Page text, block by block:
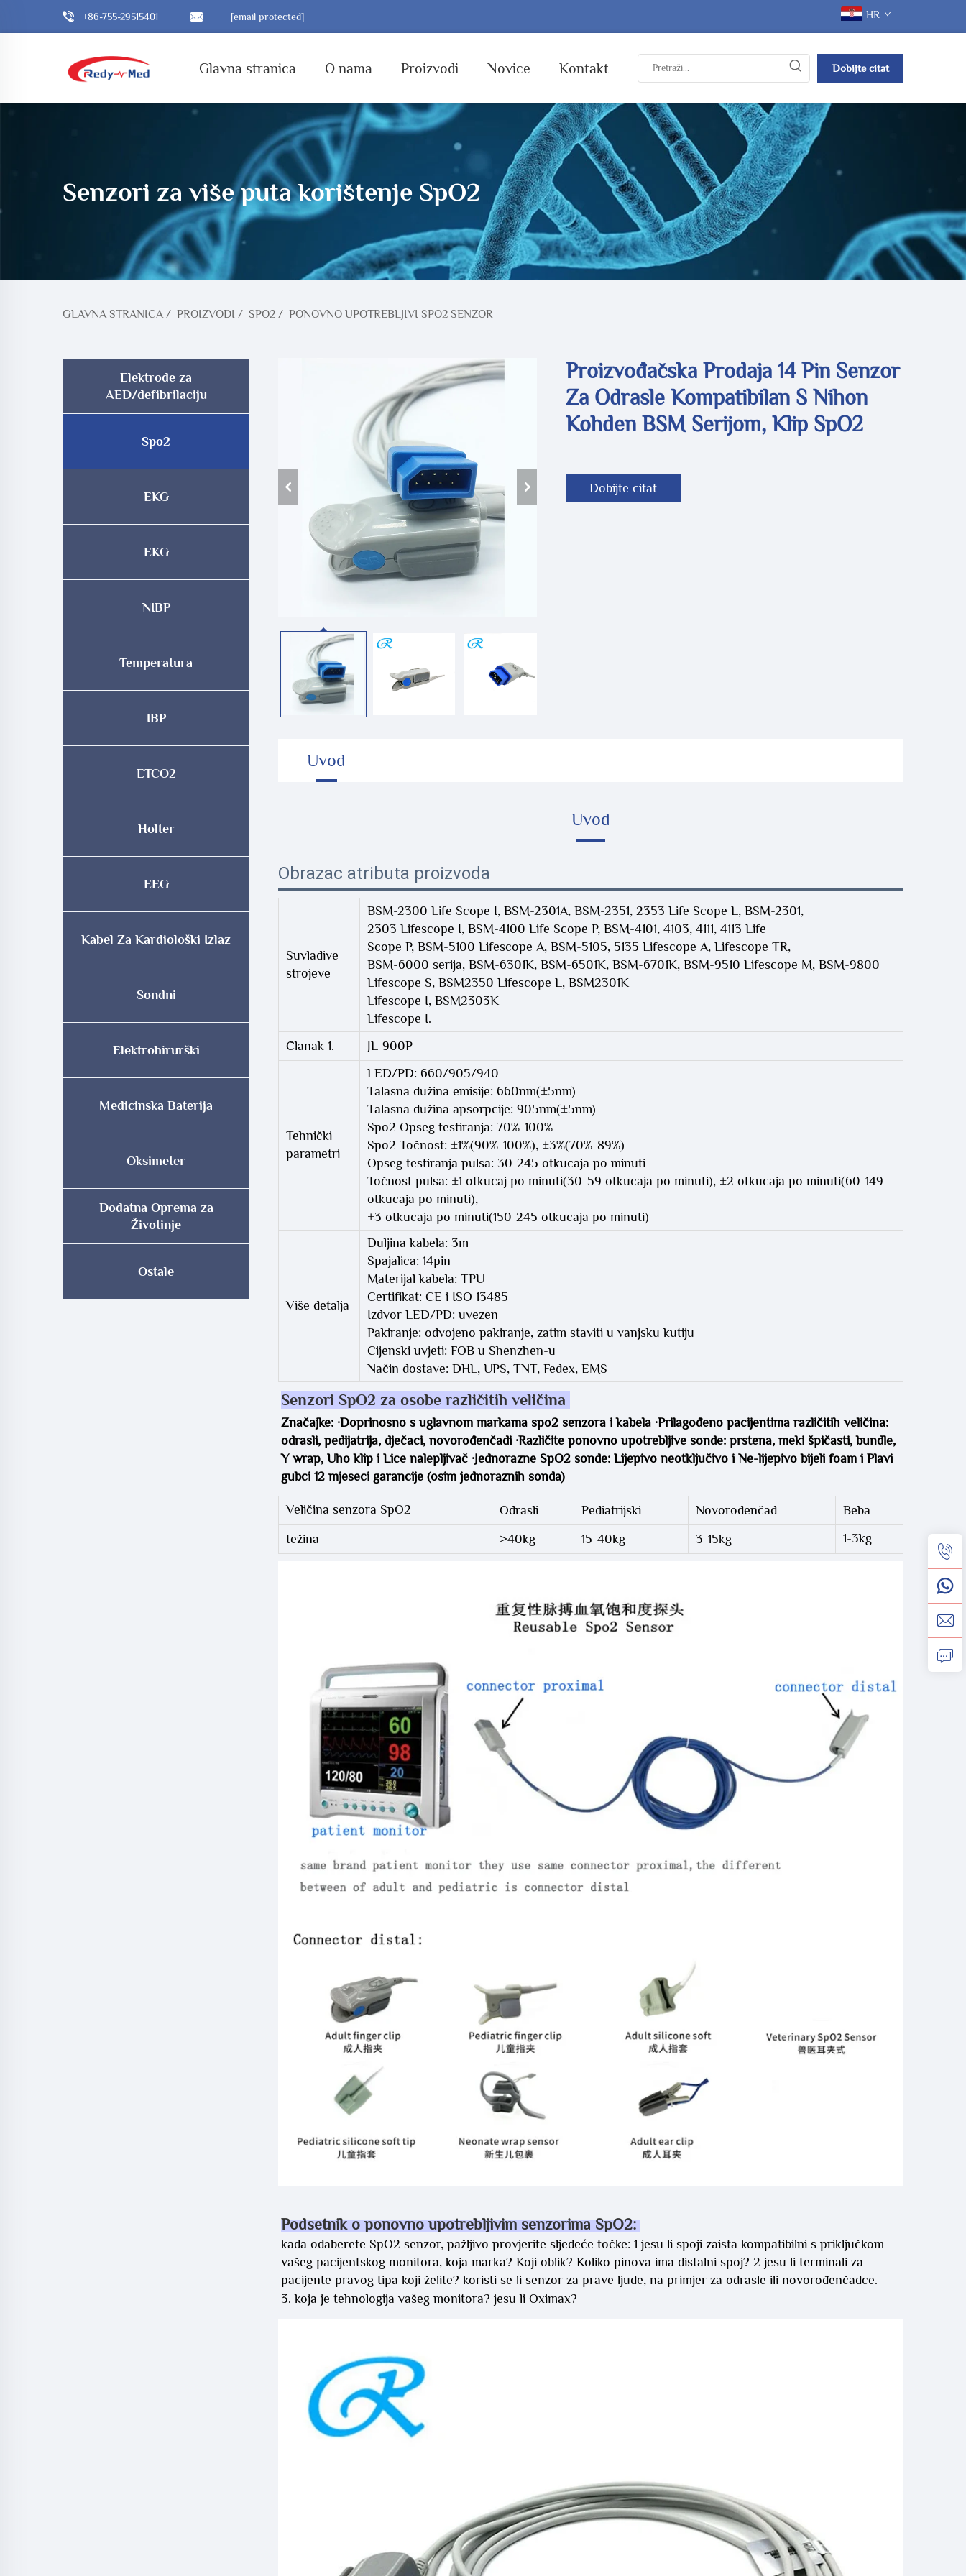
+86-755-29515401 [email protected] HR
Glavna stranica O nama Proizvodi Novice Kontakt Dobijte citat
Senzori za više puta korištenje SpO2
GLAVNA STRANICA/ PROIZVODI / SPO2 / PONOVNO UPOTREBLJIVI SPO2 SENZOR
Elektrode za
AED/defibrilaciju
Spo2
EKG
EKG
NIBP
Temperatura
IBP
ETCO2
Holter
EEG
Kabel Za Kardiološki Izlaz
Sondni
Elektrohirurški
Medicinska Baterija
Oksimeter
Dodatna Oprema za
Životinje
Ostale
Proizvođačska Prodaja 14 Pin Senzor
Za Odrasle Kompatibilan S Nihon
Kohden BSM Serijom, Klip SpO2
Dobijte citat
Uvod
Uvod
Obrazac atributa proizvoda
Suvladive
strojeve
BSM-2300 Life Scope I, BSM-2301A, BSM-2351, 2353 Life Scope L, BSM-2301,
2303 Lifescope I, BSM-4100 Life Scope P, BSM-4101, 4103, 4111, 4113 Life
Scope P, BSM-5100 Lifescope A, BSM-5105, 5135 Lifescope A, Lifescope TR,
BSM-6000 serija, BSM-6301K, BSM-6501K, BSM-6701K, BSM-9510 Lifescope M, BSM-9800
Lifescope S, BSM2350 Lifescope L, BSM2301K
Lifescope I, BSM2303K
Lifescope I.
Članak 1.
JL-900P
Tehnički
parametri
LED/PD: 660/905/940
Talasna dužina emisije: 660nm(±5nm)
Talasna dužina apsorpcije: 905nm(±5nm)
Spo2 Opseg testiranja: 70%-100%
Spo2 Točnost: ±1%(90%-100%), ±3%(70%-89%)
Opseg testiranja pulsa: 30-245 otkucaja po minuti
Točnost pulsa: ±1 otkucaj po minuti(30-59 otkucaja po minuti), ±2 otkucaja po minuti(60-149
otkucaja po minuti),
±3 otkucaja po minuti(150-245 otkucaja po minuti)
Više detalja
Duljina kabela: 3m
Spajalica: 14pin
Materijal kabela: TPU
Certifikat: CE i ISO 13485
Izdvor LED/PD: uvezen
Pakiranje: odvojeno pakiranje, zatim staviti u vanjsku kutiju
Cijenski uvjeti: FOB u Shenzhen-u
Način dostave: DHL, UPS, TNT, Fedex, EMS
Senzori SpO2 za osobe različitih veličina
Značajke: ·Doprinosno s uglavnom markama spo2 senzora i kabela ·Prilagođeno pacijentima različitih veličina:
odrasli, pedijatrija, dječaci, novorođenčadi ·Različite ponovno upotrebljive sonde: prstena, meki špičasti, bundle,
Y wrap, Uho klip i Lice nalepljivač ·Jednorazne SpO2 sonde: Lijepivo neotključivo i Ne-lijepivo bijeli foam i Plavi
gubci 12 mjeseci garancije (osim jednoraznih sonda)
Veličina senzora SpO2 Odrasli Pediatrijski Novorođenčad
Beba
težina
>40kg 15-40kg 3-15kg 1-3kg
Podsetnik o ponovno upotrebljivim senzorima SpO2:
kada odaberete SpO2 senzor, pažljivo provjerite sljedeće točke: 1 jesu li spoji zaista kompatibilni s priključkom
vašeg pacijentskog monitora, koja marka? Koji oblik? Koliko pinova ima distalni spoj? 2 jesu li terminali za
pacijente pravog tipa koji želite? koristi se li senzor za prave ljude, na primjer za odrasle ili novorođenčadce.
3. koja je tehnologija vašeg monitora? jesu li Oximax?